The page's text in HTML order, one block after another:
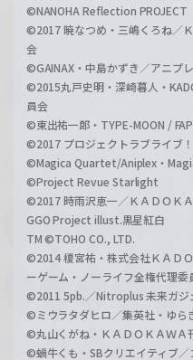
©NANOHA Reflection PROJECT
©2017 暁なつめ・三嶋くろね／
会
©GAINAX・中島かずき／アニプ
©2015丸戸史明・深崎暮人・
員会
©東出祐一郎・TYPE-MOON /
©2017 プロジェクトラブライブ
©Magica Quartet/Aniplex・
©Project Revue Starlight
©2017 時雨沢恵一／ＫＡＤＯＫ
GGO Project illust.黒星紅白
TM ©TOHO CO., LTD.
©2014 榎宮祐・株式会社ＫＡＤ
ーゲーム・ノーライフ全権代理委
©2011 5pb.／Nitroplus 未来ガジ
©ミウラタダヒロ／集英社・ゆら
©丸山くがね・ＫＡＤＯＫＡＷＡ
©蝸牛くも・SBクリエイティブ